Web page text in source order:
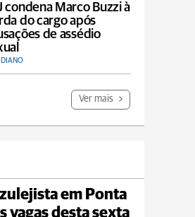
condena Marco Buzzi à
do cargo após
de assédio
Ver mais
em Ponta
vagas desta sexta